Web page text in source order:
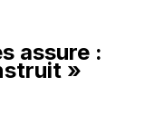
assure :
»